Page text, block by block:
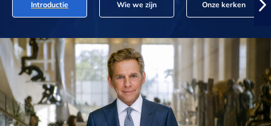
Introductie Wie we zijn Onze kerken